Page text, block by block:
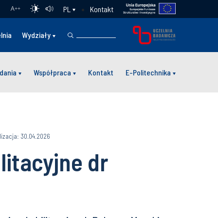
A++ PL Kontakt
Wydziały
Współpraca Kontakt E-Politechnika
30.04.2026
dr